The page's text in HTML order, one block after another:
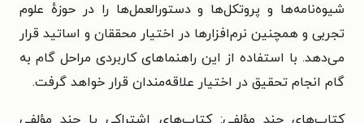
شیوه‌نامه‌ها و پروتکل‌ها و دستورالعمل‌ها را در حوزهٔ علوم
تجربی و همچنین نرم‌افزارها در اختیار محققان و اساتید قرار
می‌دهد. با استفاده از این راهنماهای کاربردی مراحل گام به
گام انجام تحقیق در اختیار علاقه‌مندان قرار خواهد گرفت.